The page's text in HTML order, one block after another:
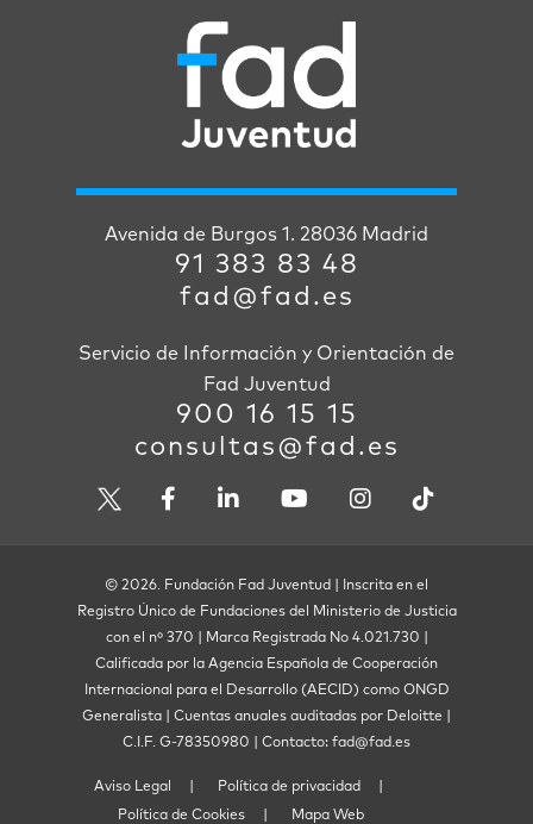
Avenida de Burgos 1. 28036 Madrid
91 383 83 48
fad@fad.es
Servicio de Información y Orientación de
Fad Juventud
900 16 15 15
consultas@fad.es
© 2026. Fundación Fad Juventud | Inscrita en el
Registro Único de Fundaciones del Ministerio de Justicia
con el nº 370 | Marca Registrada No 4.021.730 |
Calificada por la Agencia Española de Cooperación
Internacional para el Desarrollo (AECID) como ONGD
Generalista | Cuentas anuales auditadas por Deloitte |
C.I.F. G-78350980 | Contacto: fad@fad.es
Aviso Legal
Política de privacidad
Política de Cookies
Mapa Web